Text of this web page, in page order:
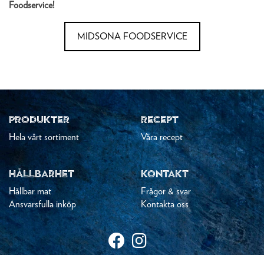
Foodservice!
MIDSONA FOODSERVICE
PRODUKTER
Hela vårt sortiment
RECEPT
Våra recept
HÅLLBARHET
Hållbar mat
Ansvarsfulla inköp
KONTAKT
Frågor & svar
Kontakta oss